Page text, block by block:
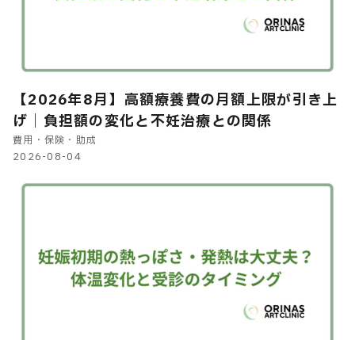
【2026年8月】高額療養費の月額上限が引き上
げ｜負担額の変化と不妊治療との関係
費用・保険・助成
2026-08-04